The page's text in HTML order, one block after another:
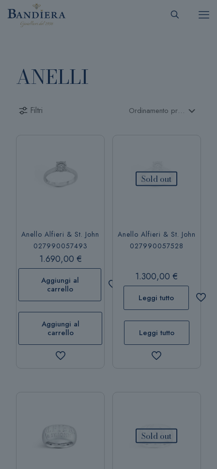
ANELLI
Filtri
Anello Alfieri & St. John
027990057493
1.690,00 €
Aggiungi al
carrello
Aggiungi al
carrello
Sold out
Anello Alfieri & St. John
027990057528
1.300,00€
Leggi tutto
Leggi tutto
Sold out